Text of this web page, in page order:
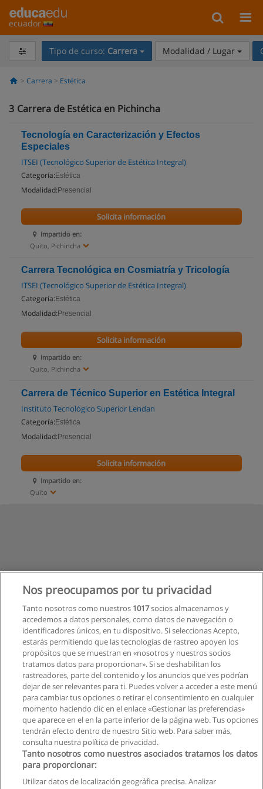
ecuador
Tipo de curso: Carrera Modalidad / Lugar
Carrera Estética
3 Carrera de Estética en Pichincha
Tecnología en Caracterización y Efectos
Especiales
ITSEI (Tecnológico Superior de Estética Integral)
Categoría: Estética
Modalidad: Presencial
Impartido en:
Quito, Pichincha
Solicita información
Carrera Tecnológica en Cosmiatría y Tricología
ITSEI (Tecnológico Superior de Estética Integral)
Categoría: Estética
Modalidad: Presencial
Impartido en:
Quito, Pichincha
Solicita información
Carrera de Técnico Superior en Estética Integral
Instituto Tecnológico Superior Lendan
Categoría: Estética
Modalidad: Presencial
Impartido en:
Quito
Solicita información
Nos preocupamos por tu privacidad
Tanto nosotros como nuestros 1017socios almacenamos y
accedemos a datos personales, como datos de navegación o
identificadores únicos, en tu dispositivo. Si seleccionas Acepto,
estarás permitiendo que las tecnologías de rastreo apoyen los
propósitos que se muestran en «nosotros y nuestros socios
tratamos datos para proporcionar». Si se deshabilitan los
rastreadores, parte del contenido y los anuncios que ves podrían
dejar de ser relevantes para ti. Puedes volver a acceder a este menú
para cambiar tus opciones o retirar el consentimiento en cualquier
momento haciendo clic en el enlace «Gestionar las preferencias»
que aparece en el en la parte inferior de la página web. Tus opciones
tendrán efecto dentro de nuestro Sitio web. Para saber más,
consulta nuestra política de privacidad.
Tanto nosotros como nuestros asociados tratamos los datos
para proporcionar:
Utilizar datos de localización geográfica precisa. Analizar